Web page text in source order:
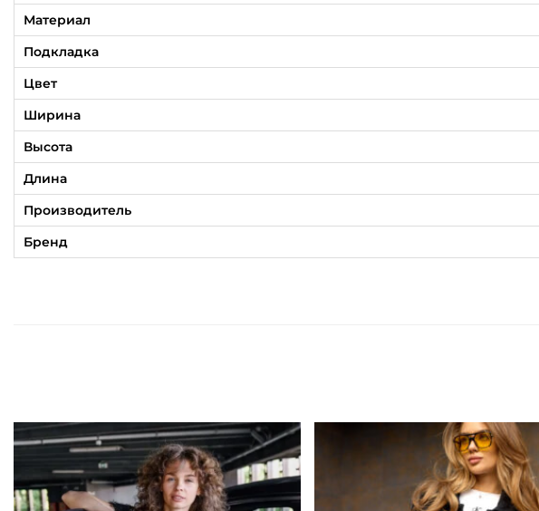
Материал
Подкладка
Цвет
Ширина
Высота
Длина
Производитель
Бренд